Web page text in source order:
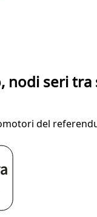
nodi seri
del